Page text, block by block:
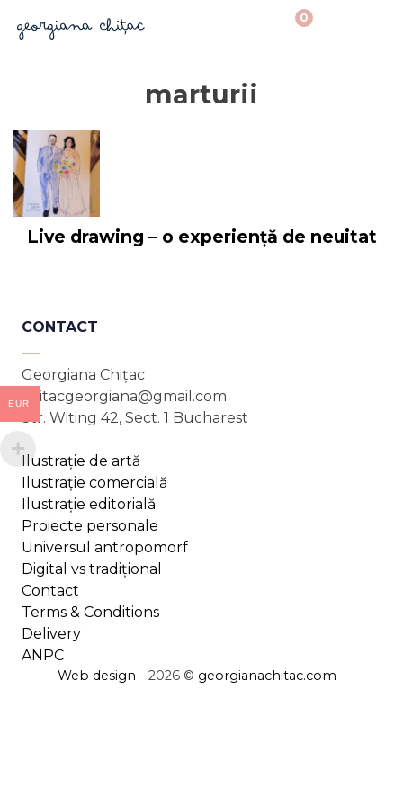
0
marturii
Live drawing – o experiență de neuitat
CONTACT
Georgiana Chițac
chitacgeorgiana@gmail.com
Str. Witing 42, Sect. 1 Bucharest
Ilustrație de artă
Ilustrație comercială
Ilustrație editorială
Proiecte personale
Universul antropomorf
Digital vs tradițional
Contact
Terms & Conditions
Delivery
ANPC
Web design - 2026 © georgianachitac.com -
EUR